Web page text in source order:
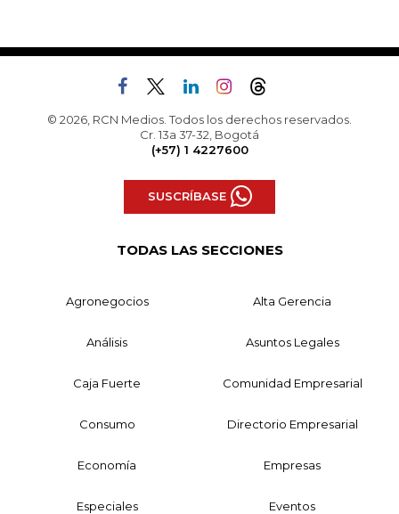
© 2026, RCN Medios. Todos los derechos reservados.
Cr. 13a 37-32, Bogotá
(+57) 1 4227600
SUSCRÍBASE
TODAS LAS SECCIONES
Agronegocios Alta Gerencia
Análisis Asuntos Legales
Caja Fuerte Comunidad Empresarial
Consumo Directorio Empresarial
Economía Empresas
Especiales Eventos